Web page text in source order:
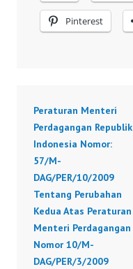
Pinterest
Peraturan Menteri
Perdagangan Republik
Indonesia Nomor:
57/M-
DAG/PER/10/2009
Tentang Perubahan
Kedua Atas Peraturan
Menteri Perdagangan
Nomor 10/M-
DAG/PER/3/2009